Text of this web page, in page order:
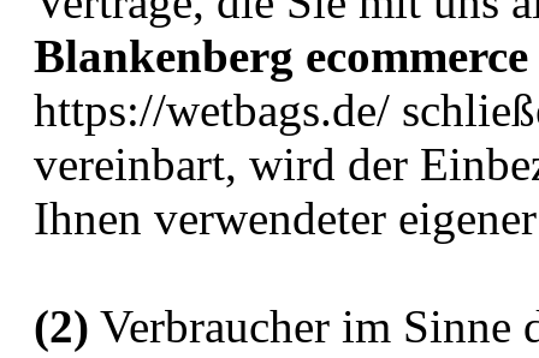
Blankenberg
https://wetbags.de/
vereinbart, wird der
Ihnen verwendeter
(2) Verbraucher im Sinne